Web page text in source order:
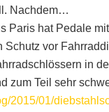
Nachdem…
Paris hat Pedale
Schutz vor
in
zum Teil sehr
2015/01/